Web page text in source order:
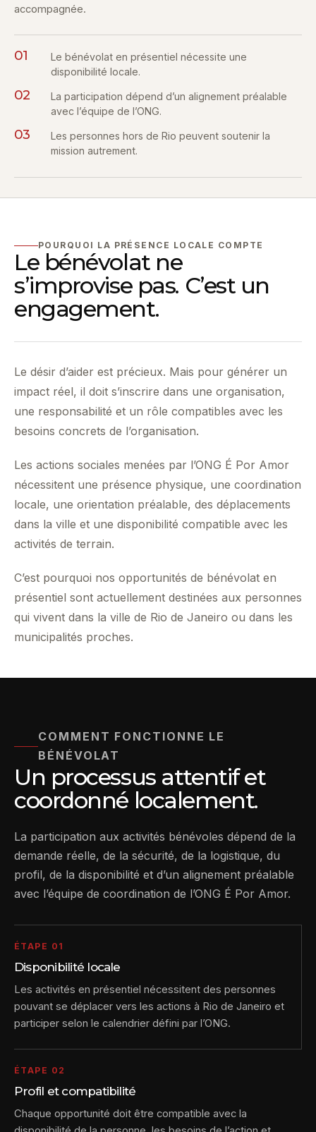
accompagnée.
01
Le bénévolat en présentiel nécessite une
disponibilité locale.
02
La participation dépend d’un alignement préalable
avec l’équipe de l’ONG.
03
Les personnes hors de Rio peuvent soutenir la
mission autrement.
POURQUOI LA PRÉSENCE LOCALE COMPTE
Le bénévolat ne
s’improvise pas. C’est un
engagement.
Le désir d’aider est précieux. Mais pour générer un
impact réel, il doit s’inscrire dans une organisation,
une responsabilité et un rôle compatibles avec les
besoins concrets de l’organisation.
Les actions sociales menées par l’ONG É Por Amor
nécessitent une présence physique, une coordination
locale, une orientation préalable, des déplacements
dans la ville et une disponibilité compatible avec les
activités de terrain.
C’est pourquoi nos opportunités de bénévolat en
présentiel sont actuellement destinées aux personnes
qui vivent dans la ville de Rio de Janeiro ou dans les
municipalités proches.
COMMENT FONCTIONNE LE
BÉNÉVOLAT
Un processus attentif et
coordonné localement.
La participation aux activités bénévoles dépend de la
demande réelle, de la sécurité, de la logistique, du
profil, de la disponibilité et d’un alignement préalable
avec l’équipe de coordination de l’ONG É Por Amor.
ÉTAPE 01
Disponibilité locale
Les activités en présentiel nécessitent des personnes
pouvant se déplacer vers les actions à Rio de Janeiro et
participer selon le calendrier défini par l’ONG.
ÉTAPE 02
Profil et compatibilité
Chaque opportunité doit être compatible avec la